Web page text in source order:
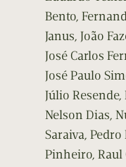
Bento,
Janus, João
José Carlos
José Paulo
Júlio
Nelson Dias,
Saraiva,
Pinheiro, Raul